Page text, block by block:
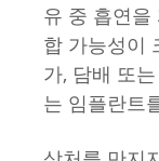
유 중 흡연을
합 가능성이
가, 담배 또
는 임플란트